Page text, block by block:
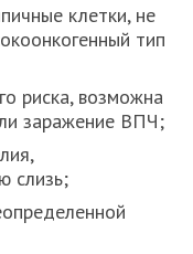
клетки, не
тип
риска, возможна
заражение ВПЧ;
слизь;